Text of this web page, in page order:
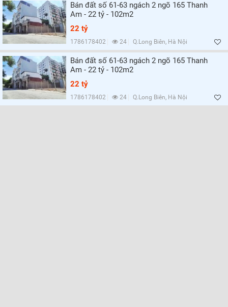
MẶT TIỀN
Tất cả
HƯỚNG
GIẤY TỜ PHÁP LÝ
Tất cả
Bán đất số 61-63 ngách 2 ngõ 165 Thanh
Am - 22 tỷ - 102m2
22 tỷ
1786178402 24 Q.Long Biên, Hà Nội
Bán đất số 61-63 ngách 2 ngõ 165 Thanh
Am - 22 tỷ - 102m2
22 tỷ
1786178402 24 Q.Long Biên, Hà Nội